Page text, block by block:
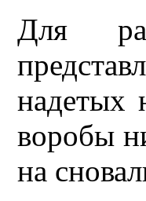
Для
надетых
воробы
на